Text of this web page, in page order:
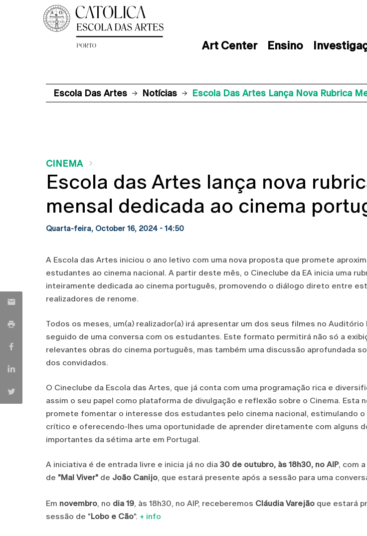
Art Center Ensino
Escola Das Artes Notícias Escola Das Artes Lança Nova Rubrica
CINEMA
Escola das Artes lança nova
mensal dedicada ao cinema
Quarta-feira, October 16, 2024 - 14:50
A Escola das Artes iniciou o ano letivo com uma nova proposta que promete
estudantes ao cinema nacional. A partir deste mês, o Cineclube da EA inicia uma
inteiramente dedicada ao cinema português, promovendo o diálogo direto entre
realizadores de renome.
Todos os meses, um(a) realizador(a) irá apresentar um dos seus filmes no Auditório
seguido de uma conversa com os estudantes. Este formato permitirá não só a
relevantes obras do cinema português, mas também uma discussão aprofundada
dos convidados.
O Cineclube da Escola das Artes, que já conta com uma programação rica e
assim o seu papel como plataforma de divulgação e reflexão sobre o Cinema. Esta
promete fomentar o interesse dos estudantes pelo cinema nacional, estimulando
crítico e oferecendo-lhes uma oportunidade de aprender diretamente com alguns
importantes da sétima arte em Portugal.
A iniciativa é de entrada livre e inicia já no dia 30 de outubro, às 18h30, no AIP, com
de "Mal Viver" de João Canijo, que estará presente após a sessão para uma
Em novembro, no dia 19, às 18h30, no AIP, receberemos Cláudia Varejão que estará
sessão de "Lobo e Cão". + info